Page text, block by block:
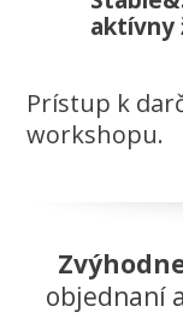
aktívny
Prístup k
workshopu.
objednaní